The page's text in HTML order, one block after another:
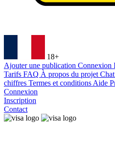
18+
Ajouter une publication Connexion
Tarifs FAQ À propos du projet
chiffres Termes et conditions Aide
Connexion
Inscription
Contact